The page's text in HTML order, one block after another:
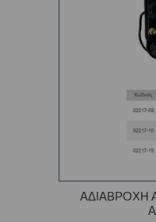
ΑΔΙΑΒΡΟΧΗ